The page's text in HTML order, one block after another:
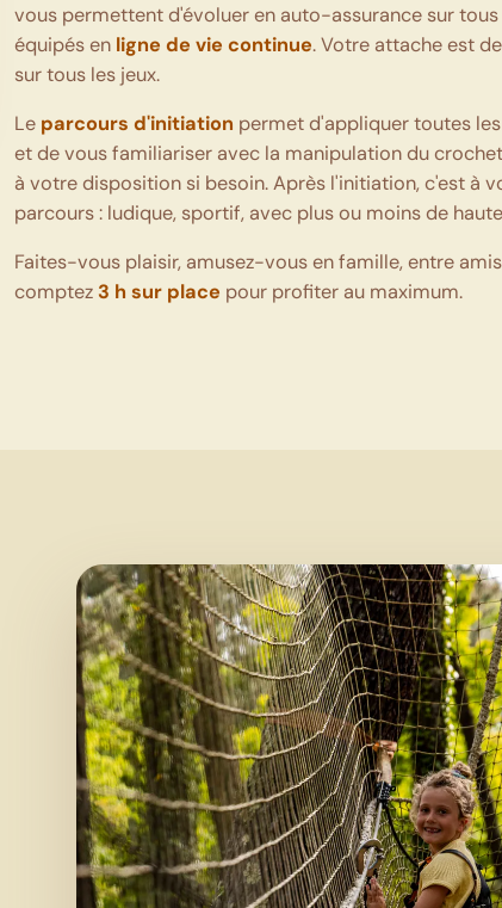
vous permettent d'évoluer en auto-assurance sur
équipés en ligne de vie continue. Votre attache est
sur tous les jeux.
Le parcours d'initiation permet d'appliquer toutes
et de vous familiariser avec la manipulation du
à votre disposition si besoin. Après l'initiation, c'est à
parcours : ludique, sportif, avec plus ou moins de
Faites-vous plaisir, amusez-vous en famille, entre
comptez 3 h sur place pour profiter au maximum.